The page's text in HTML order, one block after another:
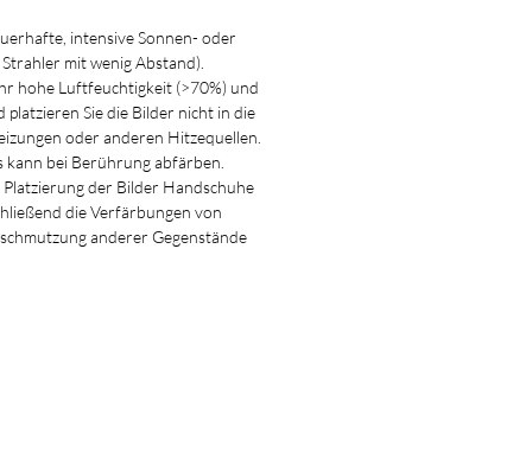
intensive Sonnen- oder
mit wenig Abstand).
hohe Luftfeuchtigkeit (>70%) und
Sie die Bilder nicht in die
oder anderen Hitzequellen.
bei Berührung abfärben.
Platzierung der Bilder Handschuhe
die Verfärbungen von
anderer Gegenstände